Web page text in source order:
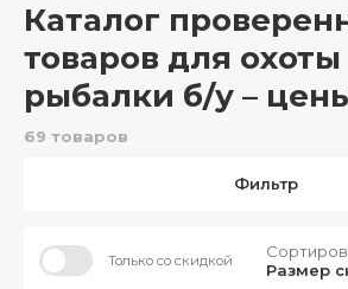
Каталог
товаров для охоты
рыбалки б/у –
69 товаров
Фильтр
Только со скидкой
Размер